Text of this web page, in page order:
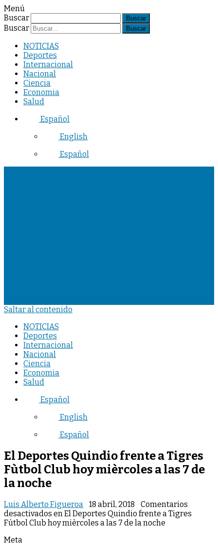
Menú
Buscar
Buscar
NOTICIAS
Deportes
Internacional
Nacional
Ciencia
Economia
Salud
Español
English
Español
Saltar al contenido
NOTICIAS
Deportes
Internacional
Nacional
Ciencia
Economia
Salud
Español
English
Español
El Deportes Quindio frente a Tigres
Fùtbol Club hoy mièrcoles a las 7 de
la noche
Luis Alberto Figueroa 18 abril, 2018
Comentarios
desactivados en El Deportes Quindio frente a Tigres
Fùtbol Club hoy mièrcoles a las 7 de la noche
Meta